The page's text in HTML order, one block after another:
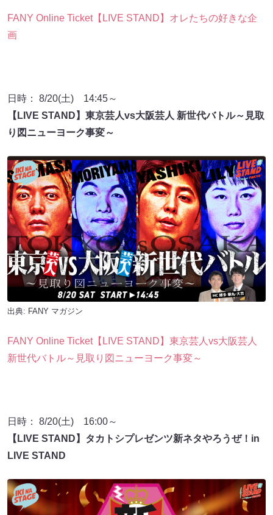
FANY Online Ticket【LIVE STAND】オレたちの好きな企
画
日時： 8/20(土) 14:45～
【LIVE STAND】東京芸人vs大阪芸人 新世代バトル～見取
り図ニューヨーク事変～
出典: FANY マガジン
FANY Online Ticket【LIVE STAND】東京芸人vs大阪芸人
新世代バトル～見取り図ニューヨーク事変～
日時： 8/20(土) 16:00～
【LIVE STAND】タカトシプレゼンツ新ネタやろうぜ！in
LIVE STAND